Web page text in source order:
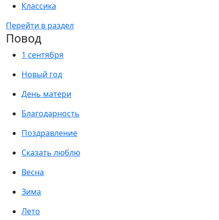
Классика
Перейти в раздел
Повод
1 сентября
Новый год
День матери
Благодарность
Поздравление
Сказать люблю
Весна
Зима
Лето